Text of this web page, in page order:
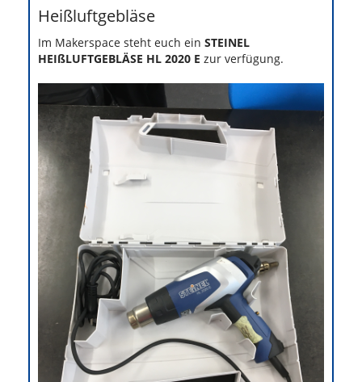
Heißluftgebläse
Im Makerspace steht euch ein STEINEL
HEIßLUFTGEBLÄSE HL 2020 E zur verfügung.